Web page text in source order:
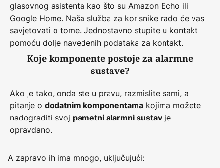
glasovnog asistenta kao što su Amazon Echo ili
Google Home. Naša služba za korisnike rado će vas
savjetovati o tome. Jednostavno stupite u kontakt
pomoću dolje navedenih podataka za kontakt.
Koje komponente postoje za alarmne
sustave?
Ako je tako, onda ste u pravu, razmislite sami, a
pitanje o dodatnim komponentama kojima možete
nadograditi svoj pametni alarmni sustav je
opravdano.
A zapravo ih ima mnogo, uključujući: